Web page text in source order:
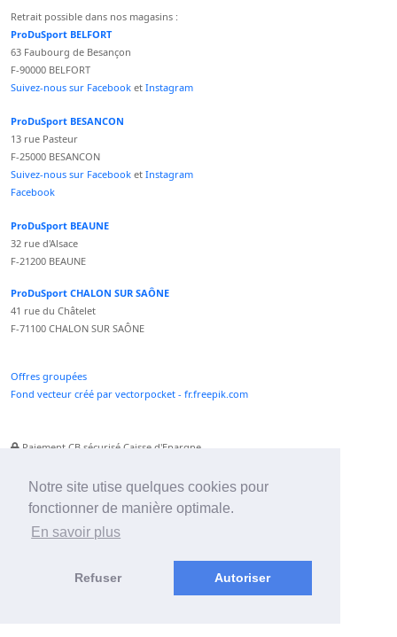
Notre site utise quelques cookies pour
fonctionner de manière optimale.
En savoir plus
Refuser Autoriser
Retrait possible dans nos magasins :
ProDuSport BELFORT
63 Faubourg de Besançon
F-90000 BELFORT
Suivez-nous sur Facebook et Instagram
ProDuSport BESANCON
13 rue Pasteur
F-25000 BESANCON
Suivez-nous sur Facebook et Instagram
Facebook
ProDuSport BEAUNE
32 rue d'Alsace
F-21200 BEAUNE
ProDuSport CHALON SUR SAÔNE
41 rue du Châtelet
F-71100 CHALON SUR SAÔNE
Offres groupées
Fond vecteur créé par vectorpocket - fr.freepik.com
Paiement CB sécurisé Caisse d'Epargne
Paiement Paypal accepté